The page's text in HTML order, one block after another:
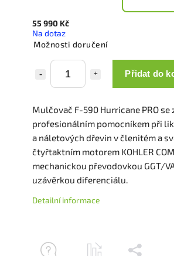
55 990 Kč
Na dotaz
Možnosti doručení
Přidat do
Mulčovač F-590 Hurricane PRO se
profesionálním pomocníkem při
a náletových dřevin v členitém a
čtyřtaktním motorem KOHLER
mechanickou převodovkou GGT/
uzávěrkou diferenciálu.
Detailní informace